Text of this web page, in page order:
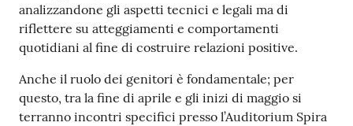
analizzandone gli aspetti tecnici e legali ma di
riflettere su atteggiamenti e comportamenti
quotidiani al fine di costruire relazioni positive.
Anche il ruolo dei genitori è fondamentale; per
questo, tra la fine di aprile e gli inizi di maggio si
terranno incontri specifici presso l’Auditorium Spira